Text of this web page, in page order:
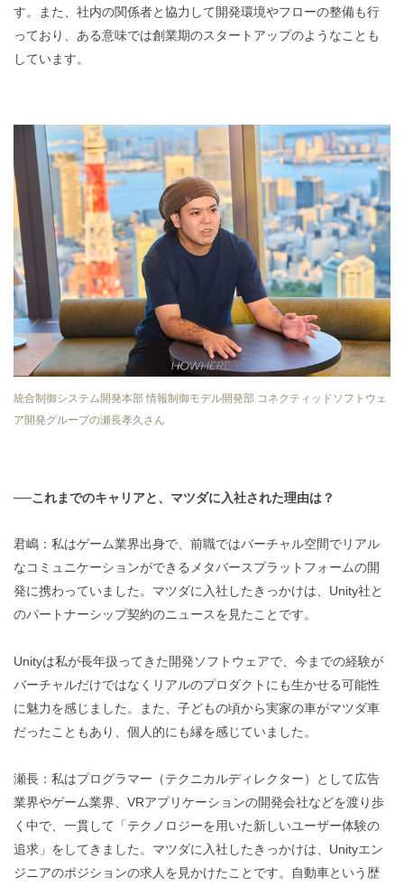
す。また、社内の関係者と協力して開発環境やフローの整備も行
っており、ある意味では創業期のスタートアップのようなことも
しています。
統合制御システム開発本部 情報制御モデル開発部 コネクティッドソフトウェ
ア開発グループの瀬長孝久さん
──これまでのキャリアと、マツダに入社された理由は？
君嶋：私はゲーム業界出身で、前職ではバーチャル空間でリアル
なコミュニケーションができるメタバースプラットフォームの開
発に携わっていました。マツダに入社したきっかけは、Unity社と
のパートナーシップ契約のニュースを見たことです。
Unityは私が長年扱ってきた開発ソフトウェアで、今までの経験が
バーチャルだけではなくリアルのプロダクトにも生かせる可能性
に魅力を感じました。また、子どもの頃から実家の車がマツダ車
だったこともあり、個人的にも縁を感じていました。
瀬長：私はプログラマー（テクニカルディレクター）として広告
業界やゲーム業界、VRアプリケーションの開発会社などを渡り歩
く中で、一貫して「テクノロジーを用いた新しいユーザー体験の
追求」をしてきました。マツダに入社したきっかけは、Unityエン
ジニアのポジションの求人を見かけたことです。自動車という歴